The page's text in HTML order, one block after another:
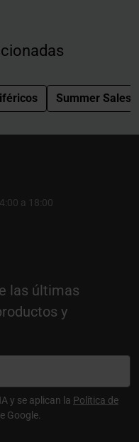
Summer Sales
a 18:00
las últimas
y
y se aplican la Política de
Google.